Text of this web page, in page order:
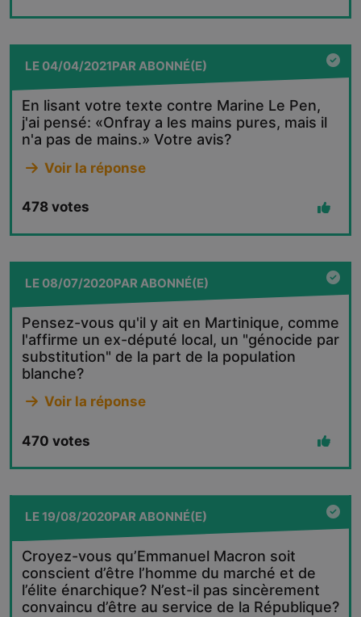
LE04/04/2021PARABONNÉ(E)
En lisant votre texte contre Marine Le Pen,
j'ai pensé: «Onfray a les mains pures, mais il
n'a pas de mains.» Votre avis?
Voir la réponse
478 votes
LE08/07/2020PAR ABONNÉ(E)
Pensez-vous qu'il y ait en Martinique, comme
l'affirme un ex-député local, un "génocide par
substitution" de la part de la population
blanche?
Voir la réponse
470 votes
LE19/08/2020PARABONNÉ(E)
Croyez-vous qu’Emmanuel Macron soit
conscient d’être l’homme du marché et de
l’élite énarchique? N’est-il pas sincèrement
convaincu d’être au service de la République?